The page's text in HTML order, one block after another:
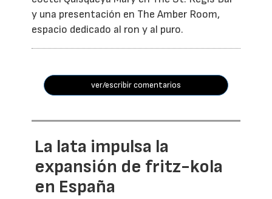
y una presentación en The Amber Room,
espacio dedicado al ron y al puro.
ver/escribir comentarios
La lata impulsa la
expansión de fritz-kola
en España